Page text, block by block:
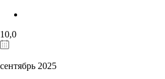
10,0
сентябрь 2025